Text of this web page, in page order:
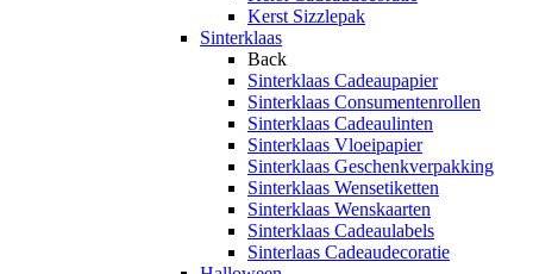
Kerst Sizzlepak
Sinterklaas
Back
Sinterklaas Cadeaupapier
Sinterklaas Consumentenrollen
Sinterklaas Cadeaulinten
Sinterklaas Vloeipapier
Sinterklaas Geschenkverpakking
Sinterklaas Wensetiketten
Sinterklaas Wenskaarten
Sinterklaas Cadeaulabels
Sinterlaas Cadeaudecoratie